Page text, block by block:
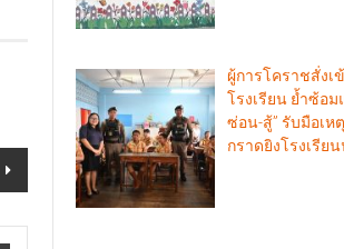
ผู้การโคราชสั่งเ
โรงเรียน ย้ำซ้อม
ซ่อน-สู้” รับมือเห
กราดยิงโรงเรีย